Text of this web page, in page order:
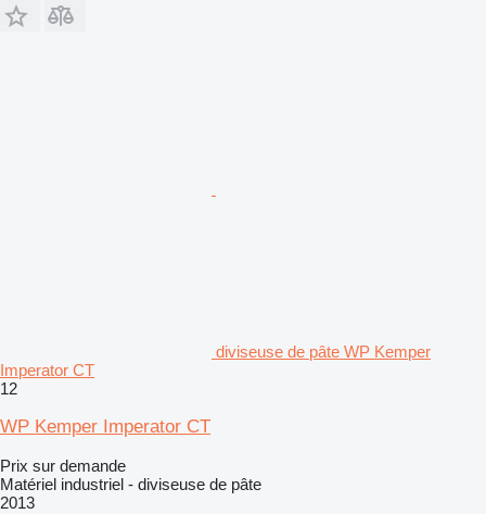
diviseuse de pâte WP Kemper
Imperator CT
12
WP Kemper Imperator CT
Prix sur demande
Matériel industriel - diviseuse de pâte
2013